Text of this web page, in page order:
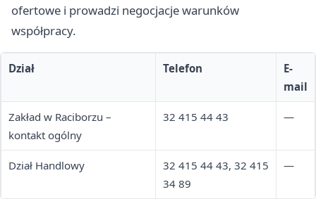
ofertowe i prowadzi negocjacje warunków
współpracy.
Dział Telefon
E-
mail
Zakład w Raciborzu –
kontakt ogólny
32 415 44 43 —
Dział Handlowy
32 415 44 43, 32 415
34 89
—